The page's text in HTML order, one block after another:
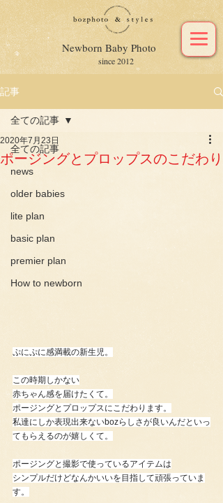
Newborn Baby Photo
since 2012
記事
全ての記事
news
older babies
lite plan
basic plan
premier plan
How to newborn
全ての記事
ポージングとプロップスのこだわり
2020年7月23日
ぷにぷに感満載の新生児。
この時期しかない
赤ちゃん感を届けたくて。
ポージングとプロップスにこだわります。
私達にしか表現出来ないbozらしさが良いんだといっ
てもらえるのが嬉しくて。
ポージングと撮影で使っているアイテムは
シンプルだけどなんかいいを目指して頑張っていま
す。